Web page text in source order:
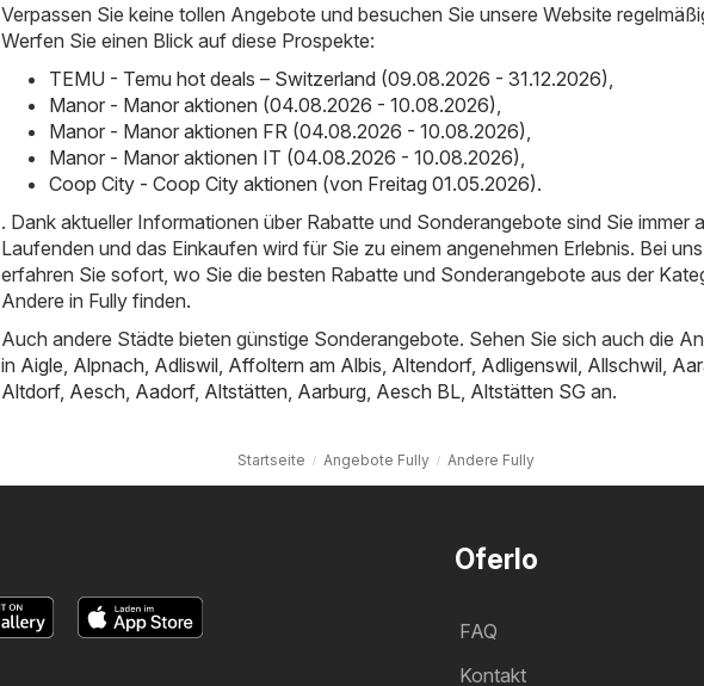
Verpassen Sie keine tollen Angebote und besuchen Sie unsere Website
Werfen Sie einen Blick auf diese Prospekte:
TEMU - Temu hot deals – Switzerland (09.08.2026 - 31.12.2026)
Manor - Manor aktionen (04.08.2026 - 10.08.2026)
Manor - Manor aktionen FR (04.08.2026 - 10.08.2026)
Manor - Manor aktionen IT (04.08.2026 - 10.08.2026)
Coop City - Coop City aktionen (von Freitag 01.05.2026).
. Dank aktueller Informationen über Rabatte und Sonderangebote sind Sie immer
Laufenden und das Einkaufen wird für Sie zu einem angenehmen Erlebnis. Bei uns
erfahren Sie sofort, wo Sie die besten Rabatte und Sonderangebote aus der
Andere in Fully finden.
Auch andere Städte bieten günstige Sonderangebote. Sehen Sie sich auch die
in Aigle Alpnach Adliswil Affoltern am Albis Altendorf, Adligenswil Allschwil
Altdorf, Aesch Aadorf, Altstätten Aarburg Aesch BL Altstätten SG an.
Startseite Angebote Fully Andere Fully
Oferlo
FAQ
Kontakt